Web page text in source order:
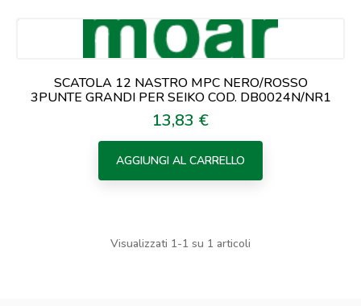
SCATOLA 12 NASTRO MPC NERO/ROSSO
3PUNTE GRANDI PER SEIKO COD. DB0024N/NR1
Prezzo
13,83 €
AGGIUNGI AL CARRELLO
Visualizzati 1-1 su 1 articoli